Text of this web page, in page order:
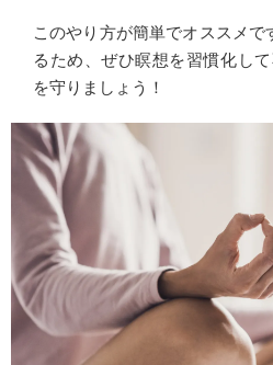
このやり方が簡単でオススメで
るため、ぜひ瞑想を習慣化し
を守りましょう！